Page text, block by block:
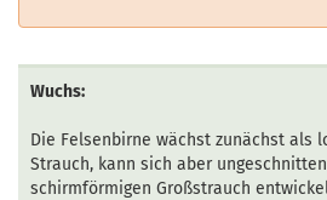
Wuchs:
Die Felsenbirne wächst zunächst als
Strauch, kann sich aber
schirmförmigen Großstrauch